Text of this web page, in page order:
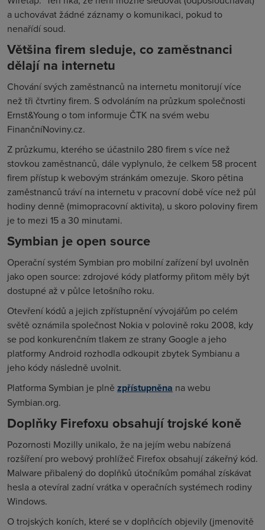
a uchovávat žádné záznamy o komunikaci, pokud to
nenařídí soud.
Většina firem sleduje, co zaměstnanci
dělají na internetu
Chování svých zaměstnanců na internetu monitorují více
než tři čtvrtiny firem. S odvoláním na průzkum společnosti
Ernst&Young o tom informuje ČTK na svém webu
FinančníNoviny.cz.
Z průzkumu, kterého se účastnilo 280 firem s více než
stovkou zaměstnanců, dále vyplynulo, že celkem 58 procent
firem přístup k webovým stránkám omezuje. Skoro pětina
zaměstnanců tráví na internetu v pracovní době více než půl
hodiny denně (mimopracovní aktivita), u skoro poloviny firem
je to mezi 15 a 30 minutami.
Symbian je open source
Operační systém Symbian pro mobilní zařízení byl uvolněn
jako open source: zdrojové kódy platformy přitom měly být
dostupné až v půlce letošního roku.
Otevření kódů a jejich zpřístupnění vývojářům po celém
světě oznámila společnost Nokia v polovině roku 2008, kdy
se pod konkurenčním tlakem ze strany Google a jeho
platformy Android rozhodla odkoupit zbytek Symbianu a
jeho kódy následně uvolnit.
Platforma Symbian je plně zpřístupněna na webu
Symbian.org.
Doplňky Firefoxu obsahují trojské koně
Pozornosti Mozilly unikalo, že na jejím webu nabízená
rozšíření pro webový prohlížeč Firefox obsahují zákeřný kód.
Malware přibalený do doplňků útočníkům pomáhal získávat
hesla a otevíral zadní vrátka v operačních systémech rodiny
Windows.
O trojských koních, které se v doplňcích objevily (jmenovitě